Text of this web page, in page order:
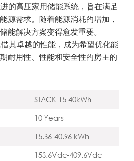
的高压家用储能系统，旨在满足
源需求。随着能源消耗的增加，
能解决方案变得愈发重要。
其卓越的性能，成为希望优化能
耐用性、性能和安全性的房主的
STACK 15-40kWh
10 Years
15.36-40.96 kWh
153.6Vdc-409.6Vdc